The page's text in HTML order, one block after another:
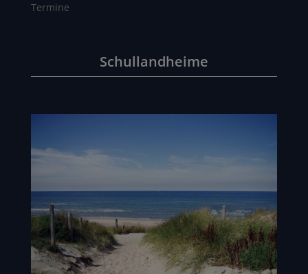
Termine
Schullandheime